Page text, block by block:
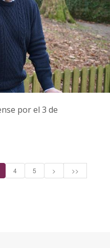
por el 3 de
4 5 > >>